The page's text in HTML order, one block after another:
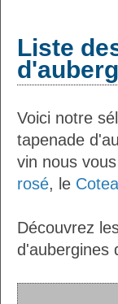
Liste
Voici notre
tapenade
vin nous
rosé, le
Découvrez
d'aubergines